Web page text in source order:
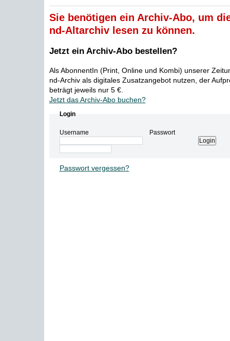
Sie benötigen ein Archiv-Abo, um
nd-Altarchiv lesen zu können.
Jetzt ein Archiv-Abo bestellen?
Als AbonnentIn (Print, Online und Kombi) unserer
nd-Archiv als digitales Zusatzangebot nutzen, der
beträgt jeweils nur 5 €.
Jetzt das Archiv-Abo buchen?
Login
Username Passwort
Passwort vergessen?